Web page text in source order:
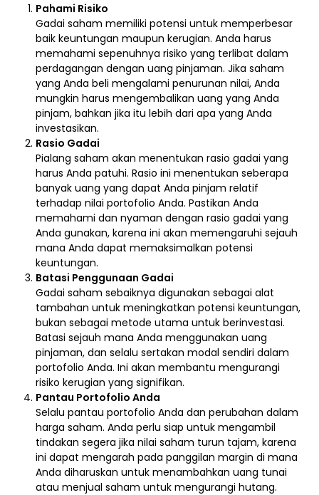
Pahami Risiko
Gadai saham memiliki potensi untuk memperbesar
baik keuntungan maupun kerugian. Anda harus
memahami sepenuhnya risiko yang terlibat dalam
perdagangan dengan uang pinjaman. Jika saham
yang Anda beli mengalami penurunan nilai, Anda
mungkin harus mengembalikan uang yang Anda
pinjam, bahkan jika itu lebih dari apa yang Anda
investasikan.
Rasio Gadai
Pialang saham akan menentukan rasio gadai yang
harus Anda patuhi. Rasio ini menentukan seberapa
banyak uang yang dapat Anda pinjam relatif
terhadap nilai portofolio Anda. Pastikan Anda
memahami dan nyaman dengan rasio gadai yang
Anda gunakan, karena ini akan memengaruhi sejauh
mana Anda dapat memaksimalkan potensi
keuntungan.
Batasi Penggunaan Gadai
Gadai saham sebaiknya digunakan sebagai alat
tambahan untuk meningkatkan potensi keuntungan,
bukan sebagai metode utama untuk berinvestasi.
Batasi sejauh mana Anda menggunakan uang
pinjaman, dan selalu sertakan modal sendiri dalam
portofolio Anda. Ini akan membantu mengurangi
risiko kerugian yang signifikan.
Pantau Portofolio Anda
Selalu pantau portofolio Anda dan perubahan dalam
harga saham. Anda perlu siap untuk mengambil
tindakan segera jika nilai saham turun tajam, karena
ini dapat mengarah pada panggilan margin di mana
Anda diharuskan untuk menambahkan uang tunai
atau menjual saham untuk mengurangi hutang.